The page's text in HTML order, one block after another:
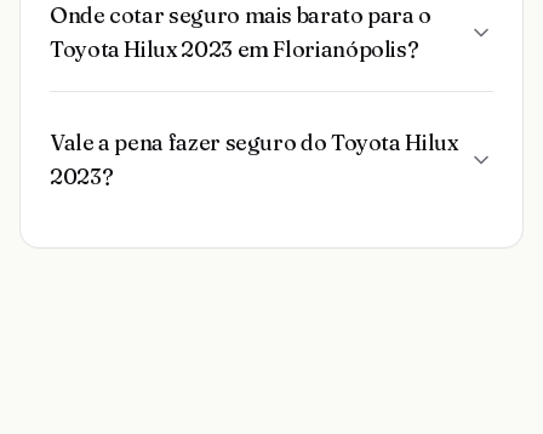
Onde cotar seguro mais barato para o
Toyota Hilux 2023 em Florianópolis?
Vale a pena fazer seguro do Toyota Hilux
2023?